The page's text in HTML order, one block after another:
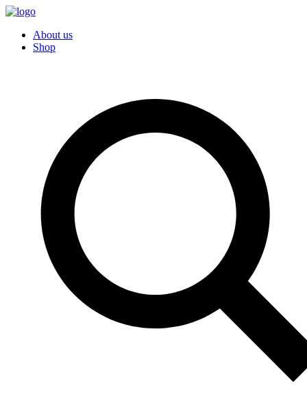
About us
Shop